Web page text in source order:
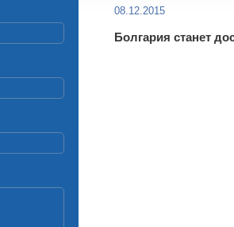
08.12.2015
Болгария станет